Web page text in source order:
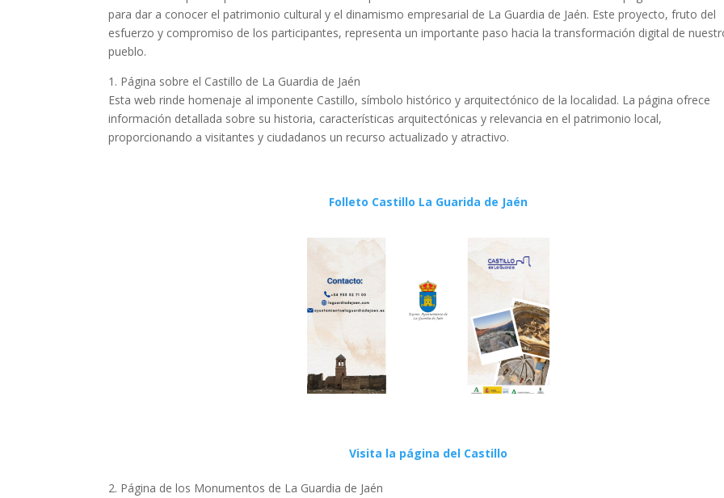
para dar a conocer el patrimonio cultural y el dinamismo empresarial de La Guardia de Jaén. Este proyecto, fruto del
esfuerzo y compromiso de los participantes, representa un importante paso hacia la transformación digital de
pueblo.
1. Página sobre el Castillo de La Guardia de Jaén
Esta web rinde homenaje al imponente Castillo, símbolo histórico y arquitectónico de la localidad. La página ofrece
información detallada sobre su historia, características arquitectónicas y relevancia en el patrimonio local,
proporcionando a visitantes y ciudadanos un recurso actualizado y atractivo.
Folleto Castillo La Guarida de Jaén
Visita la página del Castillo
2. Página de los Monumentos de La Guardia de Jaén